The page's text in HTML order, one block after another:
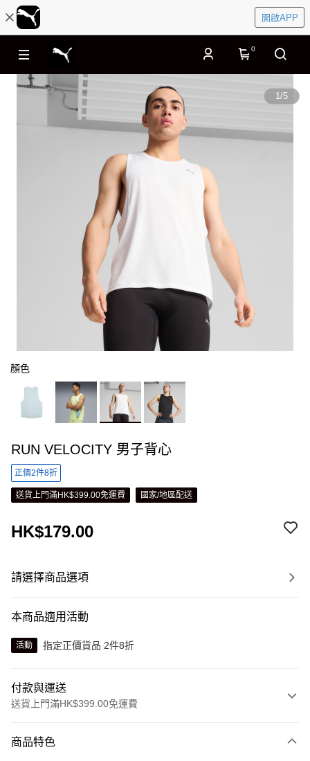
開啟APP
0
1/5
顏色
RUN VELOCITY 男子背心
正價2件8折
送貨上門滿HK$399.00免運費 國家/地區配送
HK$179.00
請選擇商品選項
本商品適用活動
活動 指定正價貨品 2件8折
付款與運送
送貨上門滿HK$399.00免運費
信用卡
商品特色